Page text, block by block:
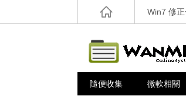
Win7 修
隨便收集 微軟相關